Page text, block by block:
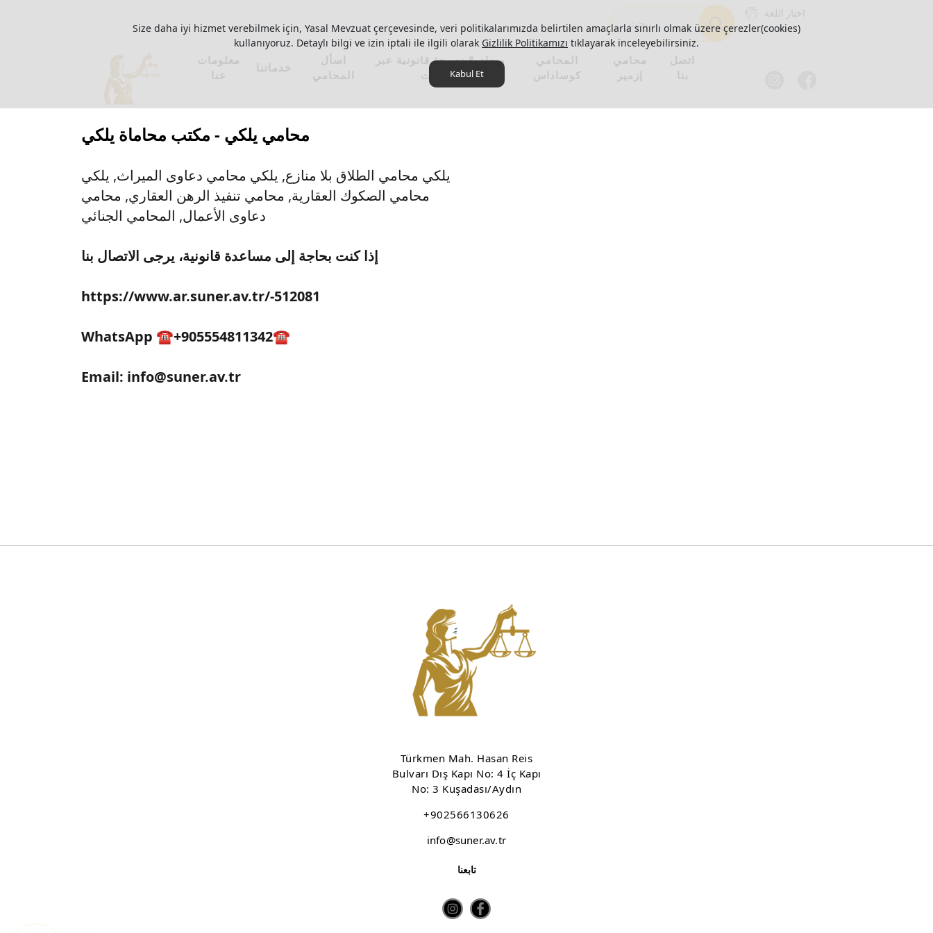
محامي يلكي - مكتب محاماة يلكي
يلكي محامي الطلاق بلا منازع, يلكي محامي دعاوى الميراث, يلكي
محامي الصكوك العقارية, محامي تنفيذ الرهن العقاري, محامي
دعاوى الأعمال, المحامي الجنائي
إذا كنت بحاجة إلى مساعدة قانونية، يرجى الاتصال بنا
https://www.ar.suner.av.tr/-512081
WhatsApp ☎️+905554811342☎️
Email: info@suner.av.tr
معلومات
عنا
خدماتنا
اسأل
المحامي
ميعاد & نصيحة قانونية عبر
الإنترنت
المحامي
كوساداس
محامي
إزمير
اتصل
بنا
اختار اللغة
Size daha iyi hizmet verebilmek için, Yasal Mevzuat çerçevesinde, veri politikalarımızda belirtilen amaçlarla sınırlı olmak üzere çerezler(cookies)
kullanıyoruz. Detaylı bilgi ve izin iptali ile ilgili olarak Gizlilik Politikamızı tıklayarak inceleyebilirsiniz.
Kabul Et
Türkmen Mah. Hasan Reis
Bulvarı Dış Kapı No: 4 İç Kapı
No: 3 Kuşadası/Aydın
+902566130626
info@suner.av.tr
تابعنا